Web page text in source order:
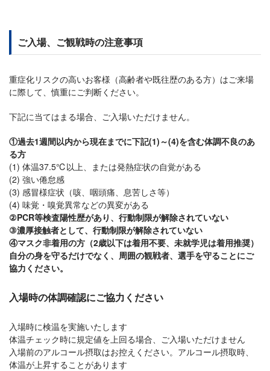
ご入場、ご観戦時の注意事項
重症化リスクの高いお客様（高齢者や既往歴のある方）はご来場
に際して、慎重にご判断ください。
下記に当てはまる場合、ご入場いただけません。
①過去1週間以内から現在までに下記(1)～(4)を含む体調不良のあ
る方
(1) 体温37.5℃以上、または発熱症状の自覚がある
(2) 強い倦怠感
(3) 感冒様症状（咳、咽頭痛、息苦しさ等）
(4) 味覚・嗅覚異常などの異変がある
②PCR等検査陽性歴があり、行動制限が解除されていない
③濃厚接触者として、行動制限が解除されていない
④マスク非着用の方（2歳以下は着用不要、未就学児は着用推奨）
自分の身を守るだけでなく、周囲の観戦者、選手を守ることにご
協力ください。
入場時の体調確認にご協力ください
入場時に検温を実施いたします
体温チェック時に規定値を上回る場合、ご入場いただけません
入場前のアルコール摂取はお控えください。アルコール摂取時、
体温が上昇することがあります